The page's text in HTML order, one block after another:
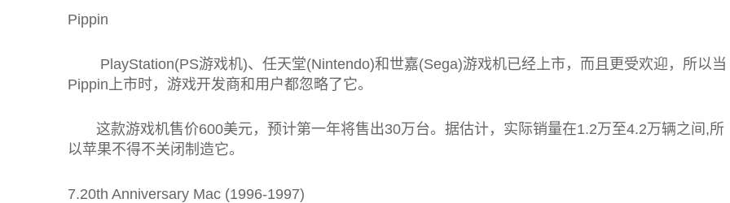
Pippin
PlayStation(PS游戏机)、任天堂(Nintendo)和世嘉(Sega)游戏机已经上市，而且更受欢迎，所以当
Pippin上市时，游戏开发商和用户都忽略了它。
这款游戏机售价600美元，预计第一年将售出30万台。据估计，实际销量在1.2万至4.2万辆之间,所
以苹果不得不关闭制造它。
7.20th Anniversary Mac (1996-1997)